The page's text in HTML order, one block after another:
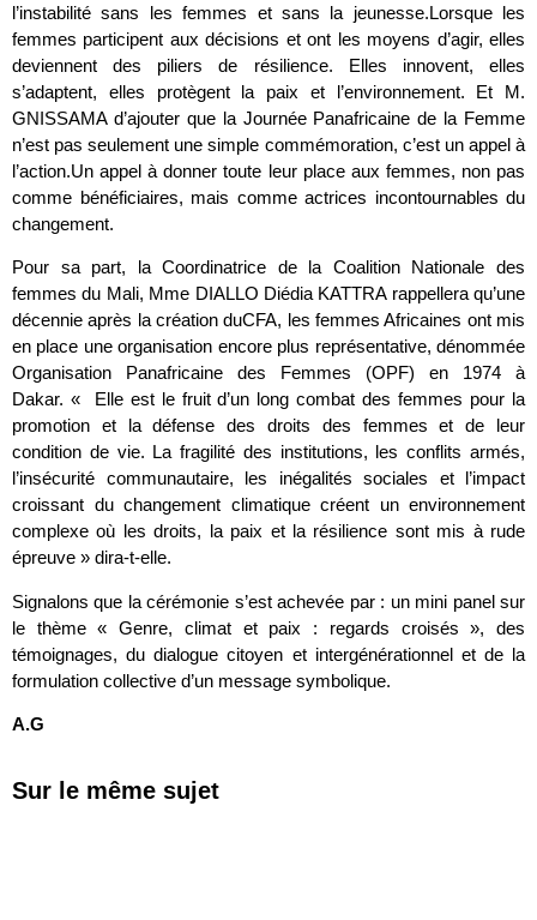
l’instabilité sans les femmes et sans la jeunesse.Lorsque les
femmes participent aux décisions et ont les moyens d’agir, elles
deviennent des piliers de résilience. Elles innovent, elles
s’adaptent, elles protègent la paix et l’environnement. Et M.
GNISSAMA d’ajouter que la Journée Panafricaine de la Femme
n’est pas seulement une simple commémoration, c’est un appel à
l’action.Un appel à donner toute leur place aux femmes, non pas
comme bénéficiaires, mais comme actrices incontournables du
changement.
Pour sa part, la Coordinatrice de la Coalition Nationale des
femmes du Mali, Mme DIALLO Diédia KATTRA rappellera qu’une
décennie après la création duCFA, les femmes Africaines ont mis
en place une organisation encore plus représentative, dénommée
Organisation Panafricaine des Femmes (OPF) en 1974 à
Dakar. « Elle est le fruit d’un long combat des femmes pour la
promotion et la défense des droits des femmes et de leur
condition de vie. La fragilité des institutions, les conflits armés,
l’insécurité communautaire, les inégalités sociales et l’impact
croissant du changement climatique créent un environnement
complexe où les droits, la paix et la résilience sont mis à rude
épreuve » dira-t-elle.
Signalons que la cérémonie s’est achevée par : un mini panel sur
le thème « Genre, climat et paix : regards croisés », des
témoignages, du dialogue citoyen et intergénérationnel et de la
formulation collective d’un message symbolique.
A.G
Sur le même sujet